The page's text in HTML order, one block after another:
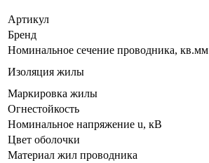
Артикул
Бренд
Номинальное сечение проводника, кв.мм
Изоляция жилы
Маркировка жилы
Огнестойкость
Номинальное напряжение u, кВ
Цвет оболочки
Материал жил проводника